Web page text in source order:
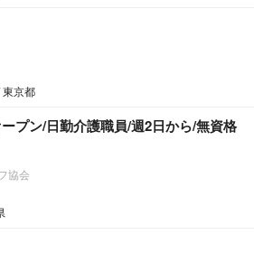
東京都
プン/日勤介護職員/週2日から/無資格
協会